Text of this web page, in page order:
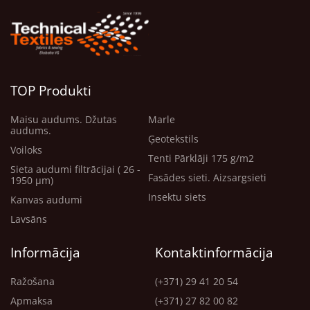
sālsūdeni.
UV izturība: Izturība pret ilgstošu saules gaismas
jūras videi.
Izturība: Augsta stiepes izturība un izturība pret
nodilumu un plīsumiem.
Pielietojums: Laivu un jahtu pārsegi. Ūdens/jūras
transporta sēdekļi un polsterējums. Buru somas un
TOP Produkti
Maisu audums. Džutas
audums.
Voiloks
Sieta audumi filtrācijai ( 26 -
1950 μm)
Kanvas audumi
Lavsāns
Marle
Ģeotekstils
Tenti Pārklāji 175 g/m2
Fasādes sieti. Aizsargsieti
Insektu siets
Informācija
Ražošana
Apmaksa
Kontaktinformācija
(+371) 29 41 20 54
(+371) 27 82 00 82